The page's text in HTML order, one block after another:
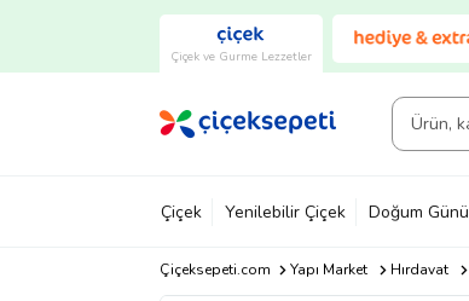
Çiçek ve Gurme Lezzetler
Çiçek Yenilebilir Çiçek Doğum Günü
Çiçeksepeti.com Yapı Market Hırdavat